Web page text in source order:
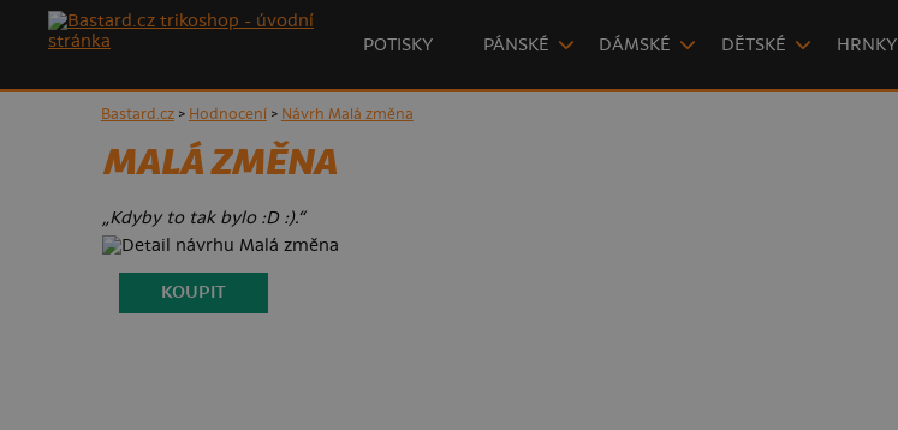
POTISKY PÁNSKÉ DÁMSKÉ DĚTSKÉ HRNKY
Bastard.cz> Hodnocení> Návrh Malá změna
MALÁ ZMĚNA
„Kdyby to tak bylo :D :).“
KOUPIT